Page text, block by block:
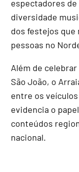
espectadores
diversidade
dos festejos que
pessoas no
Além de
São João, o
entre os
evidencia o
conteúdos
nacional.